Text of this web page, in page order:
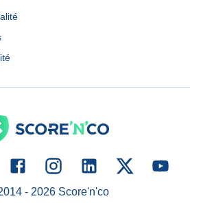
- 2026Score'n'co